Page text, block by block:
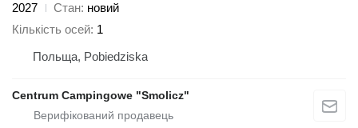
2027
Стан новий
Кількість осей 1
Польща, Pobiedziska
Centrum Campingowe "Smolicz"